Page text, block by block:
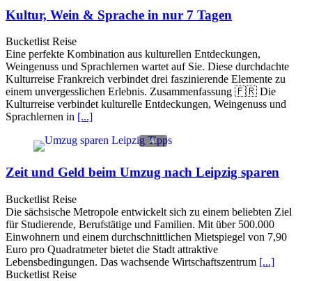
Kultur, Wein & Sprache in nur 7 Tagen
Bucketlist Reise
Eine perfekte Kombination aus kulturellen Entdeckungen,
Weingenuss und Sprachlernen wartet auf Sie. Diese durchdachte
Kulturreise Frankreich verbindet drei faszinierende Elemente zu
einem unvergesslichen Erlebnis. Zusammenfassung 🇫🇷 Die
Kulturreise verbindet kulturelle Entdeckungen, Weingenuss und
Sprachlernen in [...]
Zeit und Geld beim Umzug nach Leipzig sparen
Bucketlist Reise
Die sächsische Metropole entwickelt sich zu einem beliebten Ziel
für Studierende, Berufstätige und Familien. Mit über 500.000
Einwohnern und einem durchschnittlichen Mietspiegel von 7,90
Euro pro Quadratmeter bietet die Stadt attraktive
Lebensbedingungen. Das wachsende Wirtschaftszentrum [...]
Bucketlist Reise